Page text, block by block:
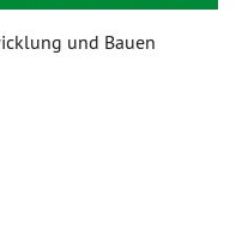
und Bauen